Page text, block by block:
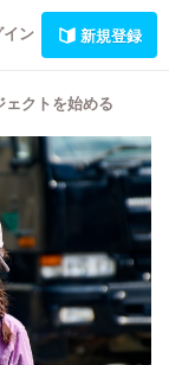
イン 新規登録
ェクトを始める